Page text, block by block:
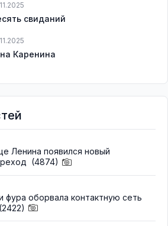
свиданий
Каренина
Ленина появился новый
(4874)
фура оборвала контактную сеть
(2422)